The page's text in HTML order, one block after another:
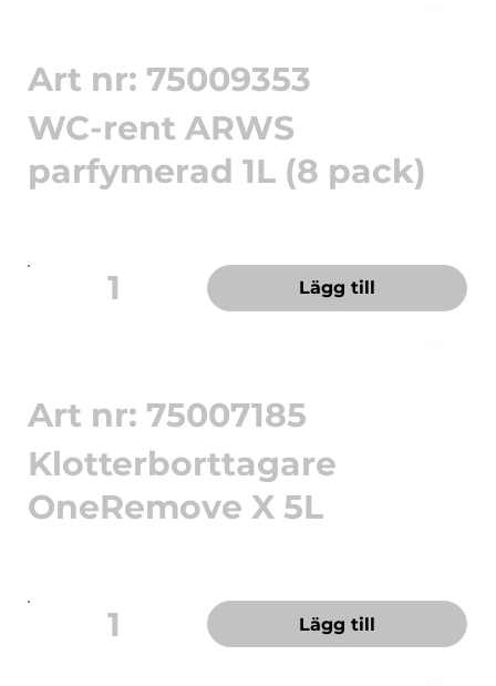
1 Lägg till
Art nr: 75009353
WC-rent ARWS
parfymerad 1L (8 pack)
1 Lägg till
Art nr: 75007185
Klotterborttagare
OneRemove X 5L